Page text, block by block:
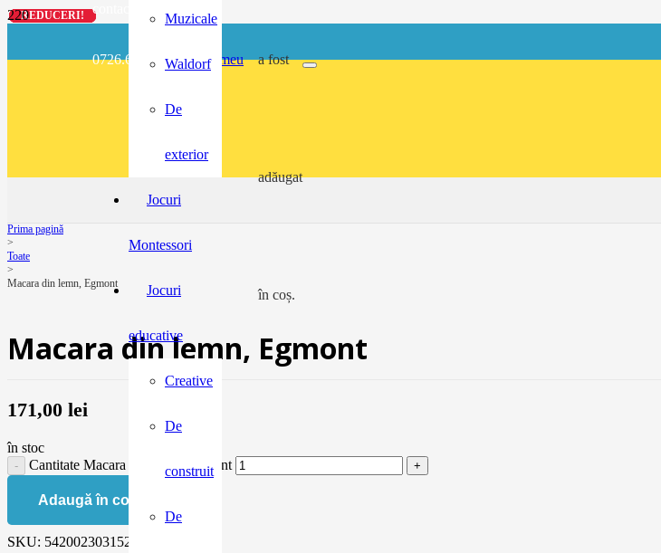
contact@buzunarel.ro
0726.697.486 meu a fost
adăugat
în coș.
Muzicale
Waldorf
De
exterior
Jocuri
Montessori
Jocuri
educative
Creative
De
construit
De
Prima pagină
>
Toate
>
Macara din lemn, Egmont
Macara din lemn, Egmont
171,00 lei
în stoc
Cantitate Macara din lemn, Egmont
Adaugă în coș
SKU: 5420023031525
REDUCERI!
REDUCERI!
REDUCERI!
REDUCERI!